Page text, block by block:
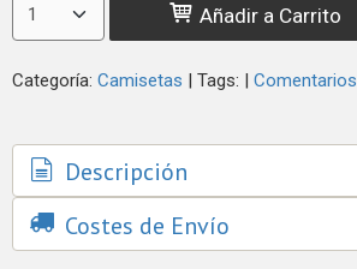
Añadir a Carrito
Categoría: Camisetas | Tags: | Comentarios
Descripción
Costes de Envío